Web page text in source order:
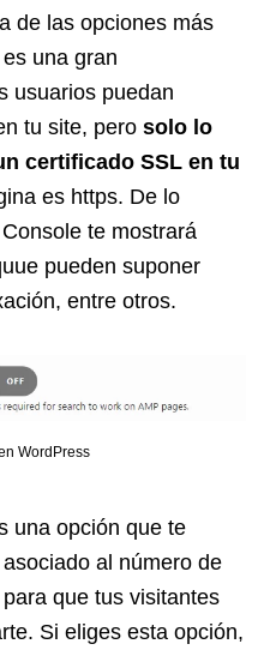
de las opciones más
una gran
usuarios puedan
tu site, pero solo lo
certificado SSL en tu
es https. De lo
te mostrará
pueden suponer
entre otros.
WordPress
una opción que te
al número de
que tus visitantes
Si eliges esta opción,